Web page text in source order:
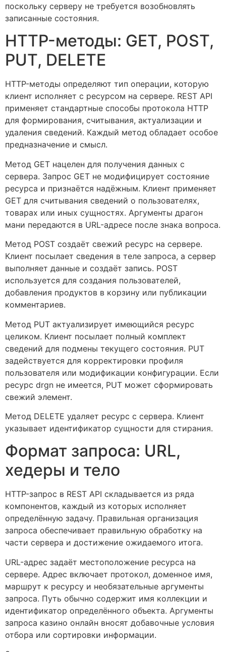
поскольку серверу не требуется возобновлять
записанные состояния.
HTTP-методы: GET, POST,
PUT, DELETE
HTTP-методы определяют тип операции, которую
клиент исполняет с ресурсом на сервере. REST API
применяет стандартные способы протокола HTTP
для формирования, считывания, актуализации и
удаления сведений. Каждый метод обладает особое
предназначение и смысл.
Метод GET нацелен для получения данных с
сервера. Запрос GET не модифицирует состояние
ресурса и признаётся надёжным. Клиент применяет
GET для считывания сведений о пользователях,
товарах или иных сущностях. Аргументы драгон
мани передаются в URL-адресе после знака вопроса.
Метод POST создаёт свежий ресурс на сервере.
Клиент посылает сведения в теле запроса, а сервер
выполняет данные и создаёт запись. POST
используется для создания пользователей,
добавления продуктов в корзину или публикации
комментариев.
Метод PUT актуализирует имеющийся ресурс
целиком. Клиент посылает полный комплект
сведений для подмены текущего состояния. PUT
задействуется для корректировки профиля
пользователя или модификации конфигурации. Если
ресурс drgn не имеется, PUT может сформировать
свежий элемент.
Метод DELETE удаляет ресурс с сервера. Клиент
указывает идентификатор сущности для стирания.
Формат запроса: URL,
хедеры и тело
HTTP-запрос в REST API складывается из ряда
компонентов, каждый из которых исполняет
определённую задачу. Правильная организация
запроса обеспечивает правильную обработку на
части сервера и достижение ожидаемого итога.
URL-адрес задаёт местоположение ресурса на
сервере. Адрес включает протокол, доменное имя,
маршрут к ресурсу и необязательные аргументы
запроса. Путь обычно содержит имя коллекции и
идентификатор определённого объекта. Аргументы
запроса казино онлайн вносят добавочные условия
отбора или сортировки информации.